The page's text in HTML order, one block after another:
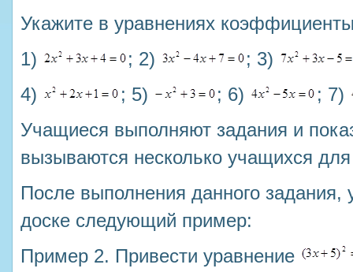
Укажите в уравнениях
1)
; 2)
; 3)
4)
; 5) ; 6)
; 7)
Учащиеся выполняют задания и
вызываются несколько учащихся
После выполнения данного задания,
доске следующий пример:
Пример 2. Привести уравнение